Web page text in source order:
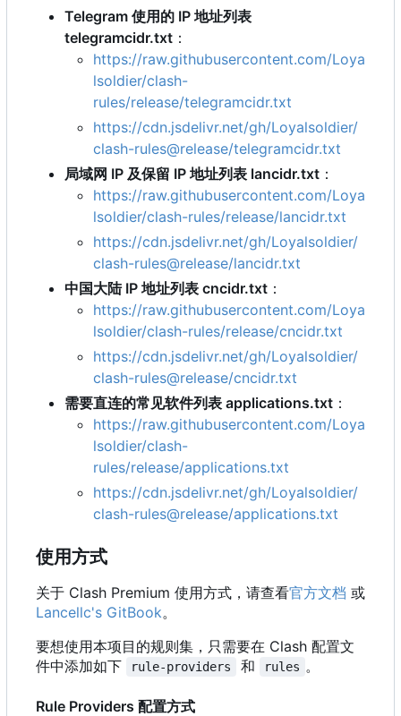
Telegram 使用的 IP 地址列表
telegramcidr.txt ：
https://raw.githubusercontent.com/Loya
lsoldier/clash-
rules/release/telegramcidr.txt
https://cdn.jsdelivr.net/gh/Loyalsoldier/
clash-rules@release/telegramcidr.txt
局域网 IP 及保留 IP 地址列表 lancidr.txt ：
https://raw.githubusercontent.com/Loya
lsoldier/clash-rules/release/lancidr.txt
https://cdn.jsdelivr.net/gh/Loyalsoldier/
clash-rules@release/lancidr.txt
中国大陆 IP 地址列表 cncidr.txt ：
https://raw.githubusercontent.com/Loya
lsoldier/clash-rules/release/cncidr.txt
https://cdn.jsdelivr.net/gh/Loyalsoldier/
clash-rules@release/cncidr.txt
需要直连的常见软件列表 applications.txt ：
https://raw.githubusercontent.com/Loya
lsoldier/clash-
rules/release/applications.txt
https://cdn.jsdelivr.net/gh/Loyalsoldier/
clash-rules@release/applications.txt
使用方式
关于 Clash Premium 使用方式，请查看官方文档 或
Lancellc's GitBook。
要想使用本项目的规则集，只需要在 Clash 配置文
件中添加如下
rule-providers 和 rules 。
Rule Providers 配置方式